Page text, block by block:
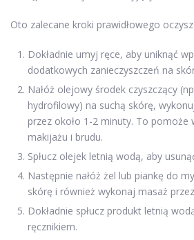
Oto zalecane kroki prawidłowego
Dokładnie umyj ręce, aby uniknąć
dodatkowych zanieczyszczeń na
Nałóż olejowy środek czyszczący
hydrofilowy) na suchą skórę,
przez około 1-2 minuty. To pomoże
makijażu i brudu.
Spłucz olejek letnią wodą, aby
Następnie nałóż żel lub piankę do
skórę i również wykonaj masaż
Dokładnie spłucz produkt letnią
ręcznikiem.